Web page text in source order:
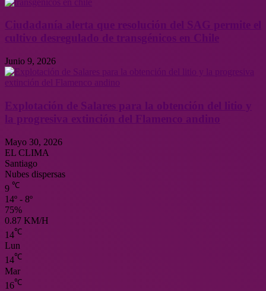
Junio 9, 2026
Mayo 30, 2026
EL CLIMA
Santiago
Nubes dispersas
9 ℃
14º - 8º
75%
0.87 KM/H
14℃
Lun
14℃
Mar
16℃